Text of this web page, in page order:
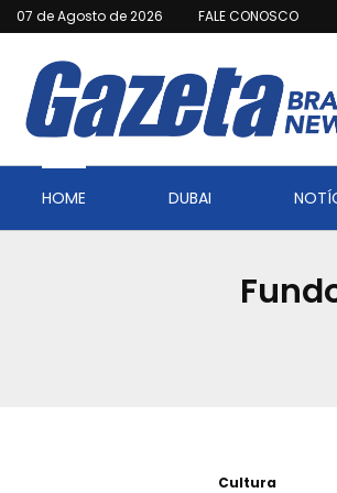
07 de Agosto de 2026 FALE CONOSCO
HOME DUBAI
Cultura